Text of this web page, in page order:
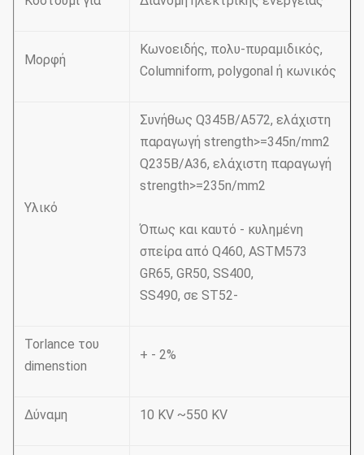
Μορφή
Κωνοειδής, πολυ-πυραμιδικός,
Columniform, polygonal ή κωνικός
Υλικό
Συνήθως Q345B/A572, ελάχιστη
παραγωγή strength>=345n/mm2
Q235B/A36, ελάχιστη παραγωγή
strength>=235n/mm2
Όπως και καυτό - κυλημένη
σπείρα από Q460, ASTM573
GR65, GR50, SS400,
SS490, σε ST52-
Torlance του
dimenstion
+ - 2%
Δύναμη 10 KV ~550 KV